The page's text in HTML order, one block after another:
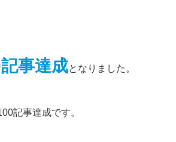
事達成となりました。
記事達成です。